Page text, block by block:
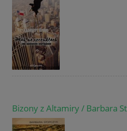
Bizony z Altamiry / Barbara